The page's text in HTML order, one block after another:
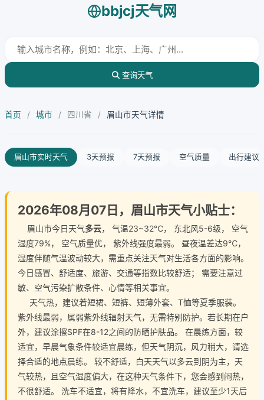
bbjcj天气网
查询天气
首页 / 城市 / 四川省 / 眉山市天气详情
眉山市实时天气 3天预报 7天预报 空气质量 出行建议
2026年08月07日，眉山市天气小贴士：
眉山市今日天气多云， 气温23~32℃， 东北风5-6级， 空气
湿度79%， 空气质量优， 紫外线强度最弱。 昼夜温差达9℃，
湿度伴随气温波动较大，需重点关注天气对生活各方面的影响。
今日感冒、舒适度、旅游、交通等指数比较舒适； 需要注意过
敏、空气污染扩散条件、心情等相关事宜。
天气热，建议着短裙、短裤、短薄外套、T恤等夏季服装。
紫外线最弱，属弱紫外线辐射天气，无需特别防护。若长期在户
外，建议涂擦SPF在8-12之间的防晒护肤品。 在晨练方面，较
适宜，早晨气象条件较适宜晨练，但天气阴沉，风力稍大，请选
择合适的地点晨练。 较不舒适，白天天气以多云到阴为主，天
气较热，且空气湿度偏大，在这种天气条件下，您会感到闷热，
不很舒适。 洗车不适宜，将有降水，不宜洗车，建议至少1天后